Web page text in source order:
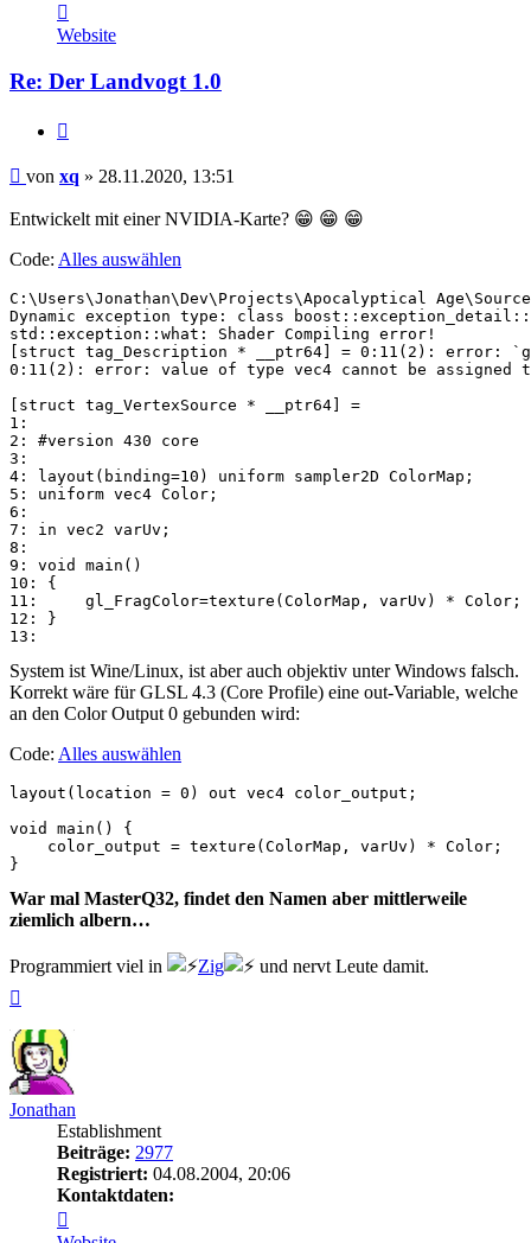
von
xq
Website
Re: Der Landvogt 1.0
Beitrag
von xq » 28.11.2020, 13:51
Entwickelt mit einer NVIDIA-Karte? 😁 😁 😁
Code: Alles auswählen
C:\Users\Jonathan\Dev\Projects\Apocalyptical
Dynamic exception type: class
std::exception::what: Shader Compiling error!
[struct tag_Description * __ptr64] = 0:11(2): error:
0:11(2): error: value of type vec4 cannot be
[struct tag_VertexSource * __ptr64] =
1:
2: #version 430 core
3:
4: layout(binding=10) uniform sampler2D ColorMap;
5: uniform vec4 Color;
6:
7: in vec2 varUv;
8:
9: void main()
10: {
11:     gl_FragColor=texture(ColorMap, varUv) * Color;
12: }
System ist Wine/Linux, ist aber auch objektiv unter Windows falsch.
Korrekt wäre für GLSL 4.3 (Core Profile) eine out-Variable, welche
an den Color Output 0 gebunden wird:
Code: Alles auswählen
layout(location = 0) out vec4 color_output;
void main() {
    color_output = texture(ColorMap, varUv) * Color;
War mal MasterQ32, findet den Namen aber mittlerweile
ziemlich albern…
Programmiert viel in Zig
und nervt Leute damit.
Jonathan
Establishment
Beiträge: 2977
Registriert: 04.08.2004, 20:06
Kontaktdaten:
von